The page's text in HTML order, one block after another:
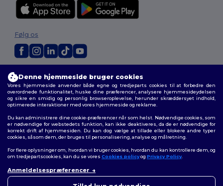
Vilkår og Betingelser
|Tilpasset politik Fortrolighedspolitik|
Politik for
cookies|Sitemap
Følg os
Denne hjemmeside bruger cookies
Vores hjemmeside anvender både egne og tredjeparts cookies til at forbedre den
overordnede funktionalitet, huske dine præferencer, analysere hjemmesideydelsen
og sikre en smidig og personlig browseroplevelse, herunder skræddersyet indhold,
optimerede interaktioner med vores hjemmeside og reklame.
Du kan administrere dine cookie-præferencer når som helst. Nødvendige cookies, som
er nødvendige for webstedets funktion, kan ikke deaktiveres, da de er nødvendige for
korrekt drift af hjemmesiden. Du kan dog vælge at tillade eller blokere andre typer
cookies, såsom dem, der bruges til personalisering, analyse og målretning.
For flere oplysninger om, hvordan vi bruger cookies, hvordan du kan kontrollere dem, og
om tredjepartscookies, kan du se vores Cookies policyog Privacy Policy.
Anmeldelsespræferencer